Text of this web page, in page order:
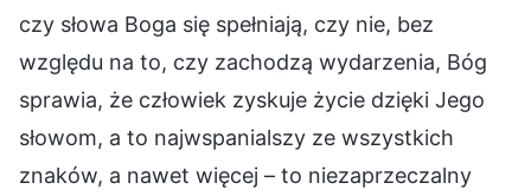
czy słowa Boga się spełniają, czy nie, bez
względu na to, czy zachodzą wydarzenia, Bóg
sprawia, że człowiek zyskuje życie dzięki Jego
słowom, a to najwspanialszy ze wszystkich
znaków, a nawet więcej – to niezaprzeczalny